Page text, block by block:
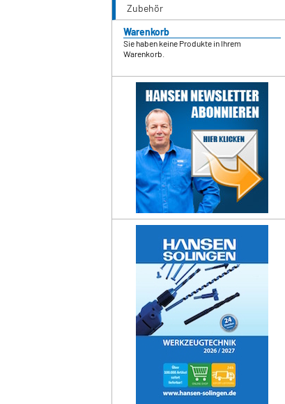
Zubehör
Warenkorb
Sie haben keine Produkte in Ihrem
Warenkorb.